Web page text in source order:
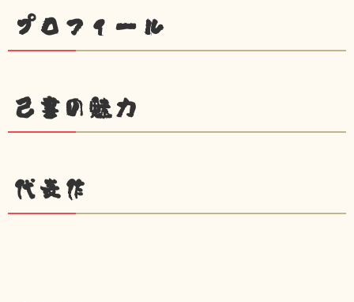
プロフィール
己書の魅力
代表作